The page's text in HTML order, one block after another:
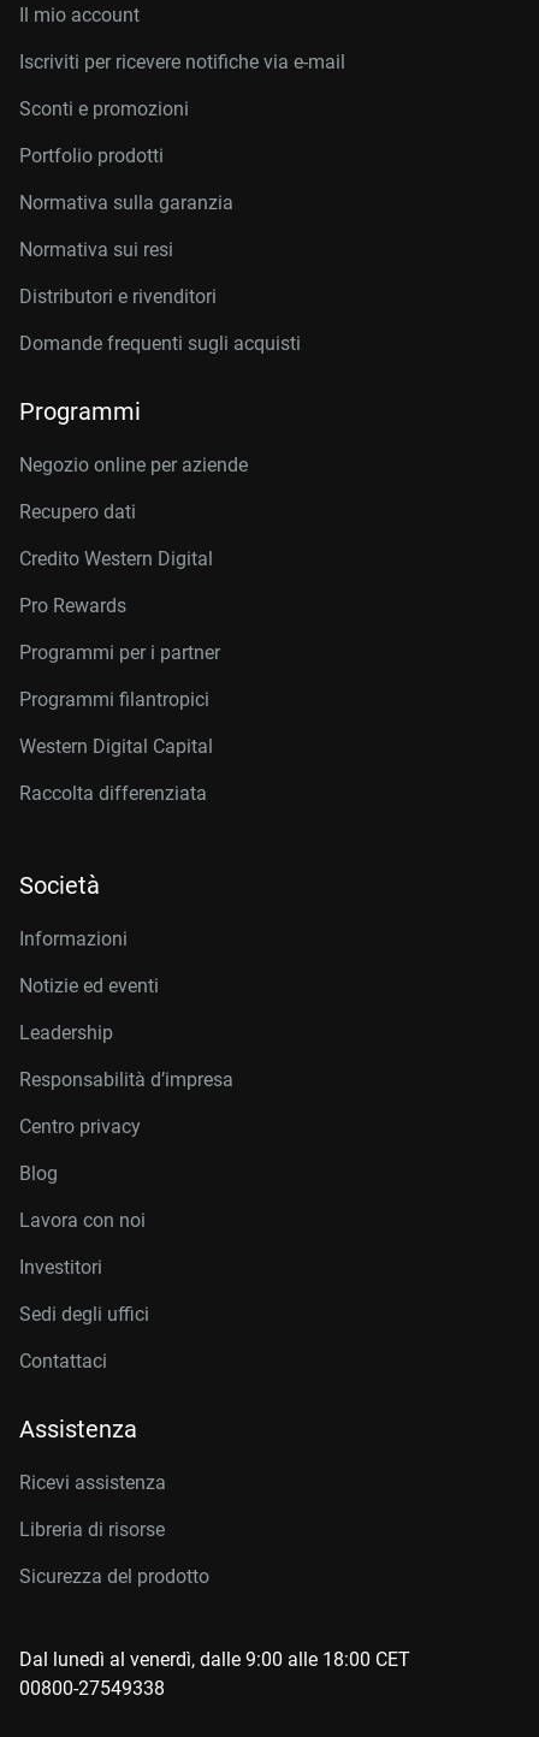
Il mio account
Iscriviti per ricevere notifiche via e-mail
Sconti e promozioni
Portfolio prodotti
Normativa sulla garanzia
Normativa sui resi
Distributori e rivenditori
Domande frequenti sugli acquisti
Programmi
Negozio online per aziende
Recupero dati
Credito Western Digital
Pro Rewards
Programmi per i partner
Programmi filantropici
Western Digital Capital
Raccolta differenziata
Società
Informazioni
Notizie ed eventi
Leadership
Responsabilità d’impresa
Centro privacy
Blog
Lavora con noi
Investitori
Sedi degli uffici
Contattaci
Assistenza
Ricevi assistenza
Libreria di risorse
Sicurezza del prodotto
Dal lunedì al venerdì, dalle 9:00 alle 18:00 CET
00800-27549338